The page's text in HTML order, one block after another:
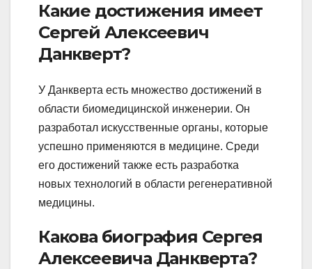
Какие достижения имеет
Сергей Алексеевич
Данкверт?
У Данкверта есть множество достижений в
области биомедицинской инженерии. Он
разработал искусственные органы, которые
успешно применяются в медицине. Среди
его достижений также есть разработка
новых технологий в области регенеративной
медицины.
Какова биография Сергея
Алексеевича Данкверта?